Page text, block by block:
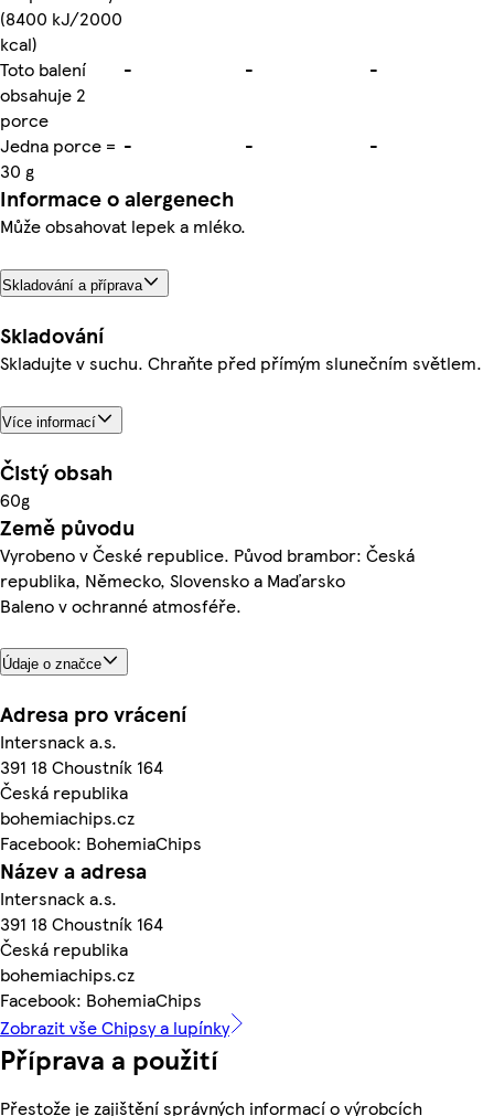
(8400 kJ/2000
kcal)
Toto balení
obsahuje 2
porce
- - -
Jedna porce =
30 g
- - -
Informace o alergenech
Může obsahovat lepek a mléko.
Skladování a příprava
Skladování
Skladujte v suchu. Chraňte před přímým slunečním světlem.
Více informací
Čistý obsah
60g
Země původu
Vyrobeno v České republice. Původ brambor: Česká
republika, Německo, Slovensko a Maďarsko
Baleno v ochranné atmosféře.
Údaje o značce
Adresa pro vrácení
Intersnack a.s.
391 18 Choustník 164
Česká republika
bohemiachips.cz
Facebook: BohemiaChips
Název a adresa
Intersnack a.s.
391 18 Choustník 164
Česká republika
bohemiachips.cz
Facebook: BohemiaChips
Zobrazit vše Chipsy a lupínky
Příprava a použití
Přestože je zajištění správných informací o výrobcích